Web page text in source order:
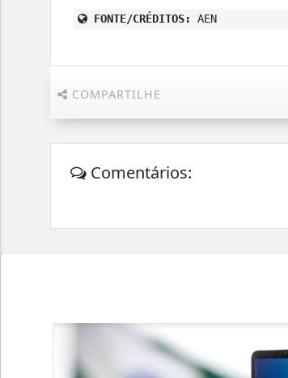
FONTE/CRÉDITOS: AEN
COMPARTILHE
Comentários: